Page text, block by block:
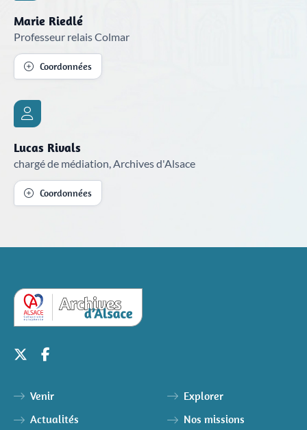
Marie Riedlé
Professeur relais Colmar
Coordonnées
Lucas Rivals
chargé de médiation, Archives d'Alsace
Coordonnées
Venir
Actualités
Explorer
Nos missions